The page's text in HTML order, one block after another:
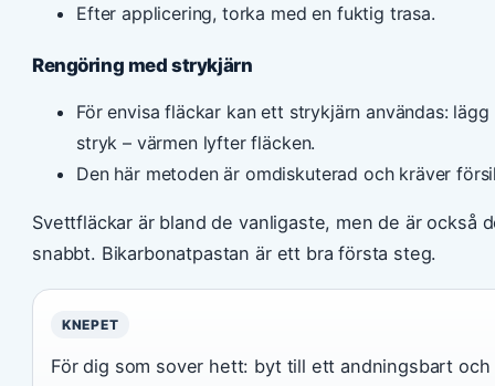
Efter applicering, torka med en fuktig trasa.
Rengöring med strykjärn
För envisa fläckar kan ett strykjärn användas:
stryk – värmen lyfter fläcken.
Den här metoden är omdiskuterad och kräver
Svettfläckar är bland de vanligaste, men de är också
snabbt. Bikarbonatpastan är ett bra första steg.
KNEPET
För dig som sover hett: byt till ett andningsbart